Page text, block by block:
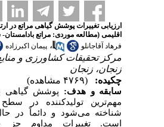
ارزیابی تغییرات پوشش گیاهی مراتع در
اقلیمی (مطالعه موردی: مراتع
فرهاد آقاجانلو
، پیمان اکبرزاده
مرکز تحقیقات کشاورزی و
زنجان، زنجان
چکیده:
(۴۷۶۹ مشاهده)
سابقه و هدف:
پوشش گیاهی
مهم‌ترین تولیدکننده در
شناخته می‌شود و دائماً در
است.تغییرات مداوم جز